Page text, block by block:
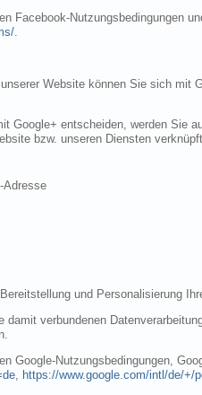
Facebook-Nutzungsbedingungen
.
Website können Sie sich mit
Google+ entscheiden, werden Sie
bzw. unseren Diensten
Adresse
und Personalisierung
damit verbundenen
Google-Nutzungsbedingungen,
, https://www.google.com/intl/de/+/